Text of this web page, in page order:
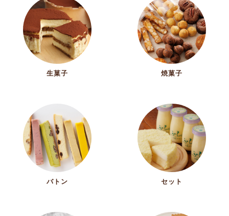
生菓子 焼菓子
バトン セット